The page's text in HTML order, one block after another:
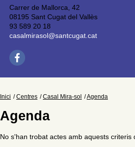
Carrer de Mallorca, 42
08195 Sant Cugat del Vallès
93 589 20 18
casalmirasol@santcugat.cat
Inici Centres Casal Mira-sol Agenda
Agenda
No s'han trobat actes amb aquests criteris